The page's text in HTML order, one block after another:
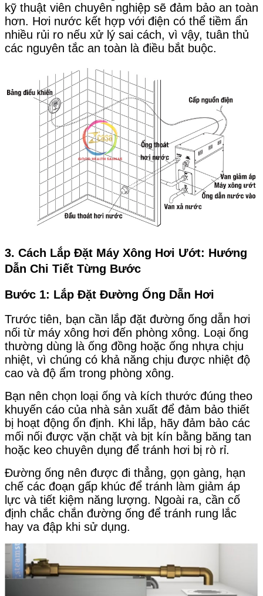
kỹ thuật viên chuyên nghiệp sẽ đảm bảo an toàn
hơn. Hơi nước kết hợp với điện có thể tiềm ẩn
nhiều rủi ro nếu xử lý sai cách, vì vậy, tuân thủ
các nguyên tắc an toàn là điều bắt buộc.
3. Cách Lắp Đặt Máy Xông Hơi Ướt: Hướng
Dẫn Chi Tiết Từng Bước
Bước 1: Lắp Đặt Đường Ống Dẫn Hơi
Trước tiên, bạn cần lắp đặt đường ống dẫn hơi
nối từ máy xông hơi đến phòng xông. Loại ống
thường dùng là ống đồng hoặc ống nhựa chịu
nhiệt, vì chúng có khả năng chịu được nhiệt độ
cao và độ ẩm trong phòng xông.
Bạn nên chọn loại ống và kích thước đúng theo
khuyến cáo của nhà sản xuất để đảm bảo thiết
bị hoạt động ổn định. Khi lắp, hãy đảm bảo các
mối nối được vặn chặt và bịt kín bằng băng tan
hoặc keo chuyên dụng để tránh hơi bị rò rỉ.
Đường ống nên được đi thẳng, gọn gàng, hạn
chế các đoạn gấp khúc để tránh làm giảm áp
lực và tiết kiệm năng lượng. Ngoài ra, cần cố
định chắc chắn đường ống để tránh rung lắc
hay va đập khi sử dụng.